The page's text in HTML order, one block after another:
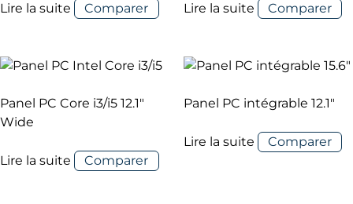
Lire la suite Comparer Lire la suite Comparer
Panel PC Core i3/i5 12.1″
Wide
Lire la suite Comparer
Panel PC intégrable 12.1″
Lire la suite Comparer